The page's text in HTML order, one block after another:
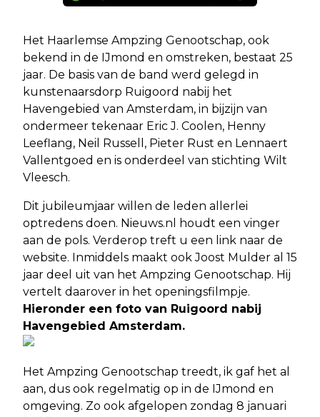
Het Haarlemse Ampzing Genootschap, ook
bekend in de IJmond en omstreken, bestaat 25
jaar. De basis van de band werd gelegd in
kunstenaarsdorp Ruigoord nabij het
Havengebied van Amsterdam, in bijzijn van
ondermeer tekenaar Eric J. Coolen, Henny
Leeflang, Neil Russell, Pieter Rust en Lennaert
Vallentgoed en is onderdeel van stichting Wilt
Vleesch.
Dit jubileumjaar willen de leden allerlei
optredens doen. Nieuws.nl houdt een vinger
aan de pols. Verderop treft u een link naar de
website. Inmiddels maakt ook Joost Mulder al 15
jaar deel uit van het Ampzing Genootschap. Hij
vertelt daarover in het openingsfilmpje.
Hieronder een foto van Ruigoord nabij
Havengebied Amsterdam.
Het Ampzing Genootschap treedt, ik gaf het al
aan, dus ook regelmatig op in de IJmond en
omgeving. Zo ook afgelopen zondag 8 januari